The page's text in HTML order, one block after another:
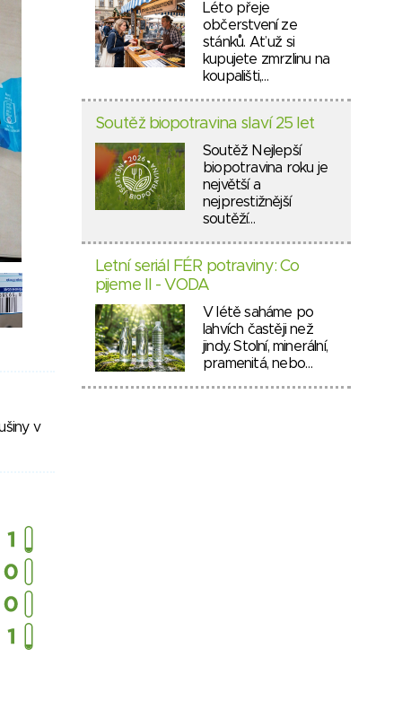
v
Léto přeje
občerstvení ze
stánků. Ať už si
kupujete zmrzlinu na
koupališti,…
Soutěž biopotravina slaví 25 let
Soutěž Nejlepší
biopotravina roku je
největší a
nejprestižnější
soutěží…
Letní seriál FÉR potraviny: Co
pijeme II - VODA
V létě saháme po
lahvích častěji než
jindy. Stolní, minerální,
pramenitá, nebo…